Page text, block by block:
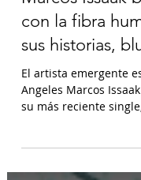
Somos Grandes
Marcos Issaak
con la fibra
Angeles Marcos